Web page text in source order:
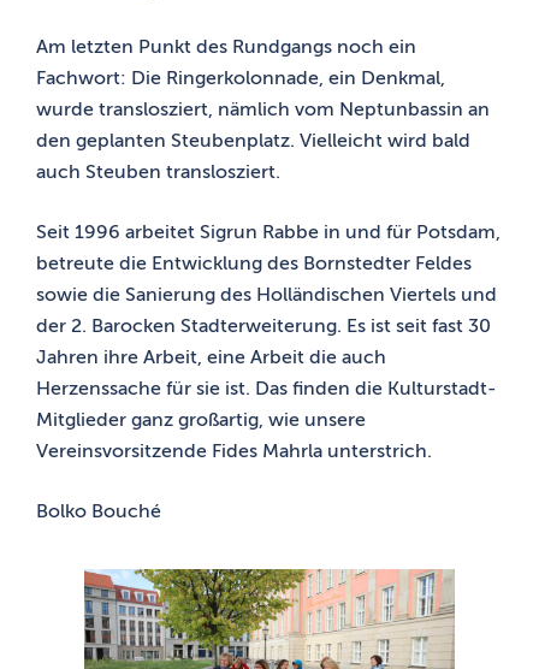
Am letzten Punkt des Rundgangs noch ein
Fachwort: Die Ringerkolonnade, ein Denkmal,
wurde translosziert, nämlich vom Neptunbassin an
den geplanten Steubenplatz. Vielleicht wird bald
auch Steuben translosziert.
Seit 1996 arbeitet Sigrun Rabbe in und für Potsdam,
betreute die Entwicklung des Bornstedter Feldes
sowie die Sanierung des Holländischen Viertels und
der 2. Barocken Stadterweiterung. Es ist seit fast 30
Jahren ihre Arbeit, eine Arbeit die auch
Herzenssache für sie ist. Das finden die Kulturstadt-
Mitglieder ganz großartig, wie unsere
Vereinsvorsitzende Fides Mahrla unterstrich.
Bolko Bouché